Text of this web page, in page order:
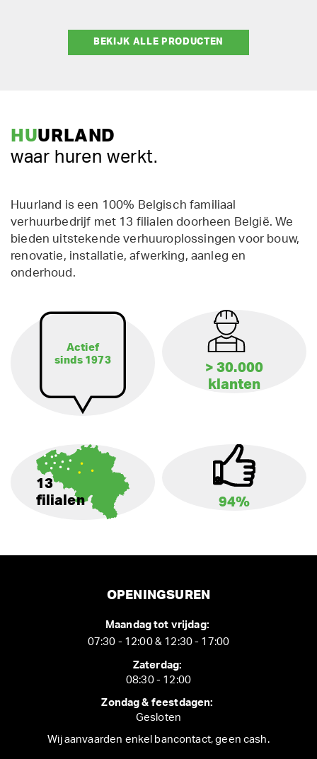
BEKIJK ALLE PRODUCTEN
HUURLAND
waar huren werkt.
Huurland is een 100% Belgisch familiaal
verhuurbedrijf met 13 filialen doorheen België. We
bieden uitstekende verhuuroplossingen voor bouw,
renovatie, installatie, afwerking, aanleg en
onderhoud.
Actief
sinds 1973
> 30.000
klanten
13
filialen
94%
OPENINGSUREN
Maandag tot vrijdag:
07:30 - 12:00 & 12:30 - 17:00
Zaterdag:
08:30 - 12:00
Zondag & feestdagen:
Gesloten
Wij aanvaarden enkel bancontact, geen cash.